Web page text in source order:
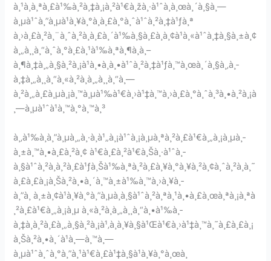
à¸¹à¸à¸ªà¸£à¹‰à¸²à¸‡à¸¡à¸²à¹€à¸žà¸·à¹ˆà¸­à¸œà¸´à¸§à¸—
à¸µà¹ˆà¸”à¸µà¹à¸¥à¸°à¸à¸£à¸°à¸ˆà¹ˆà¸²à¸‡à¹ƒà¸ª
à¸›à¸£à¸²à¸¨à¸ˆà¸²à¸à¸£à¸´à¹‰à¸§à¸£à¸­à¸¢à¹à¸«à¹ˆà¸‡à¸§à¸±à¸¢
à¸„à¸¸à¸“à¸ˆà¸°à¸£à¸¹à¹‰à¸ªà¸¶à¸à¸–
à¸¶à¸‡à¸„à¸§à¸²à¸¡à¹à¸•à¸à¸•à¹ˆà¸²à¸‡à¹ƒà¸™à¸œà¸´à¸§à¸‚à¸­
à¸‡à¸„à¸¸à¸“à¸«à¸²à¸à¸„à¸¸à¸“à¸—
à¸²à¸„à¸£à¸µà¸¡à¸™à¸µà¹‰à¹€à¸›à¹‡à¸™à¸›à¸£à¸°à¸ˆà¸³à¸•à¸²à¸¡à
¸—à¸µà¹ˆà¹à¸™à¸°à¸™à¸³
à¸‚à¹‰à¸­à¸”à¸µà¸„à¸·à¸­à¹„à¸¡à¹ˆà¸¡à¸µà¸ªà¸²à¸£à¹€à¸„à¸¡à¸µà¸­
à¸±à¸™à¸•à¸£à¸²à¸¢ à¹€à¸£à¸²à¹€à¸Šà¸·à¹ˆà¸­
à¸§à¹ˆà¸²à¸à¸²à¸£à¹ƒà¸Šà¹‰à¸ªà¸²à¸£à¸¥à¸°à¸¥à¸²à¸¢à¸ˆà¸²à¸à¸˜
à¸£à¸£à¸¡à¸Šà¸²à¸•à¸´à¸™à¸±à¹‰à¸™à¸›à¸¥à¸­
à¸”à¸ à¸±à¸¢à¹à¸¥à¸°à¸”à¸µà¸à¸§à¹ˆà¸²à¸ªà¸¹à¸•à¸£à¸œà¸ªà¸¡à¸ªà
¸²à¸£à¹€à¸„à¸¡à¸µ à¸«à¸²à¸à¸„à¸¸à¸“à¸•à¹‰à¸­
à¸‡à¸à¸²à¸£à¸„à¸§à¸²à¸¡à¹‚à¸à¸¥à¸§à¹Œà¹€à¸›à¹‡à¸™à¸˜à¸£à¸£à¸¡
à¸Šà¸²à¸•à¸´à¹à¸—à¸™à¸—
à¸µà¹ˆà¸ˆà¸°à¸”à¸¹à¹€à¸£à¹‡à¸§à¹à¸¥à¸°à¸œà¸